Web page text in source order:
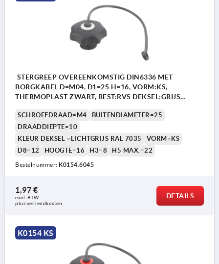
STERGREEP OVEREENKOMSTIG DIN6336 MET
BORGKABEL D=M04, D1=25 H=16, VORM:KS,
THERMOPLAST ZWART, BEST:RVS DEKSEL:GRIJS
SCHROEFDRAAD=M4
BUITENDIAMETER=25
DRAADDIEPTE=10
KLEUR DEKSEL =LICHTGRIJS RAL 7035
VORM=KS
D8=12
HOOGTE=16 H3=8 H5 MAX.=22
Bestelnummer: K0154.6045
1,97 €
excl. BTW
plus verzendkosten
DETAILS
K0154 KS